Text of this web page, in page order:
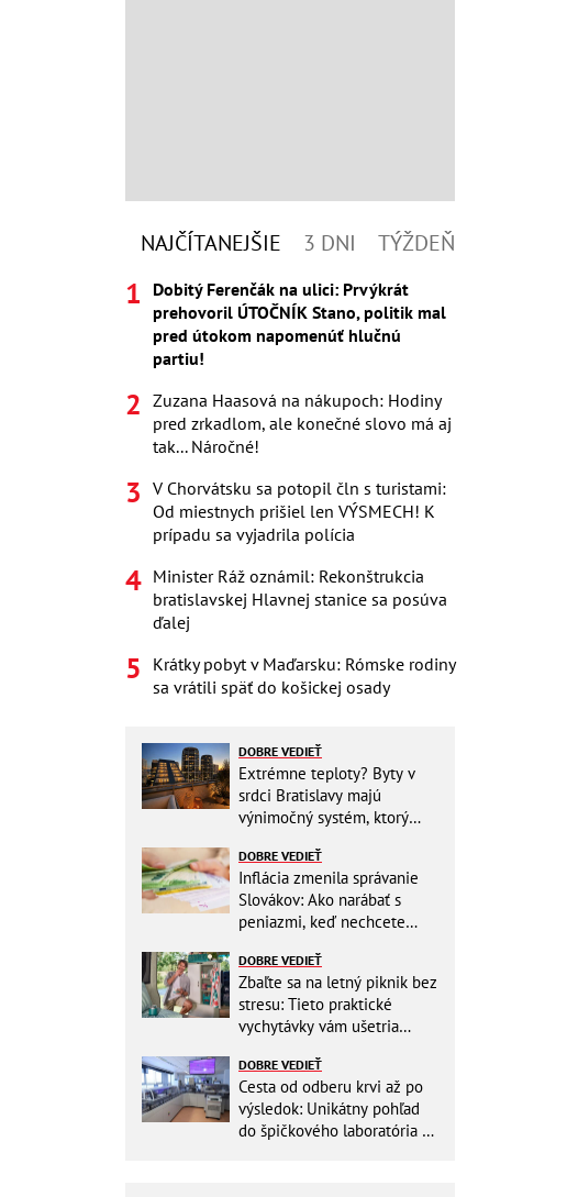
NAJČÍTANEJŠIE 3 DNI TÝŽDEŇ
Dobitý Ferenčák na ulici: Prvýkrát
prehovoril ÚTOČNÍK Stano, politik mal
pred útokom napomenúť hlučnú
partiu!
Zuzana Haasová na nákupoch: Hodiny
pred zrkadlom, ale konečné slovo má aj
tak... Náročné!
V Chorvátsku sa potopil čln s turistami:
Od miestnych prišiel len VÝSMECH! K
prípadu sa vyjadrila polícia
Minister Ráž oznámil: Rekonštrukcia
bratislavskej Hlavnej stanice sa posúva
ďalej
Krátky pobyt v Maďarsku: Rómske rodiny
sa vrátili späť do košickej osady
DOBRE VEDIEŤ
Extrémne teploty? Byty v
srdci Bratislavy majú
výnimočný systém, ktorý
DOBRE VEDIEŤ
Inflácia zmenila správanie
Slovákov: Ako narábať s
peniazmi, keď nechcete
DOBRE VEDIEŤ
Zbaľte sa na letný piknik bez
stresu: Tieto praktické
vychytávky vám ušetria
DOBRE VEDIEŤ
Cesta od odberu krvi až po
výsledok: Unikátny pohľad
do špičkového laboratória na